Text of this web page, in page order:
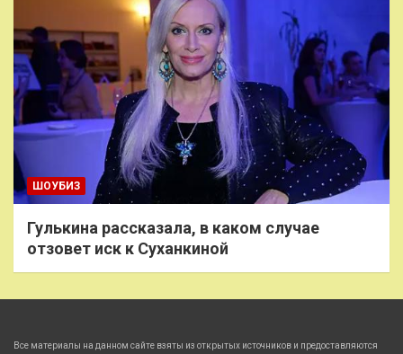
ШОУБИЗ
Гулькина рассказала, в каком случае
отзовет иск к Суханкиной
Все материалы на данном сайте взяты из открытых источников и предоставляются